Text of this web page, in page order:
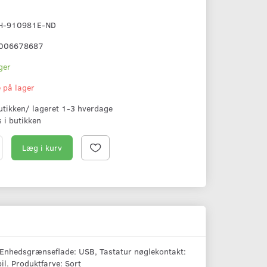
910981E-ND
på lager
lageret 1-3 hverdage
i butikken
Læg i kurv
USB, Tastatur nøglekontakt:
Produktfarve: Sort